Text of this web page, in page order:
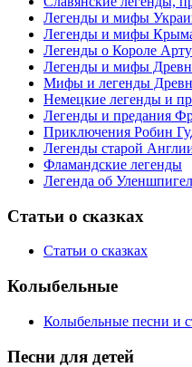
Легенды и мифы
Легенды и мифы
Легенды о Короле
Легенды и мифы
Мифы и легенды
Немецкие легенды и
Легенды и предания
Приключения Робин
Легенды старой
Фламандские легенды
Легенда об
Статьи о сказках
Статьи о сказках
Колыбельные
Колыбельные песни и
Песни для детей